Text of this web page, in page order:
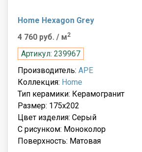
Home Hexagon Grey
4 760 руб. / м2
Артикул: 239967
Производитель: APE
Коллекция: Home
Тип керамики: Керамогранит
Размер: 175x202
Цвет изделия: Серый
С рисунком: Моноколор
Поверхность: Матовая